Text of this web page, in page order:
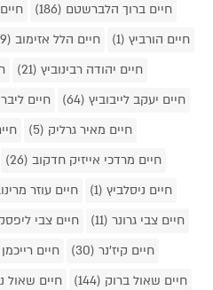
חיים ברוך הלברשטם (186)
חיים
חיים הורביץ (1)
חיים הלל אזימוב (49)
חיים יהודה רבינוביץ (21)
חיים יעקב לייבוביץ (64)
חיים
חיים מאיר גרליק (5)
חיים מרדכי אייזיק חדקוב (26)
חיים ניסלביץ (1)
חיים עוזר
חיים צבי גרונר (11)
חיים צבי
חיים קיז'נר (30)
חיים רייכמן
חיים שאול ברוק (144)
חיים שאול